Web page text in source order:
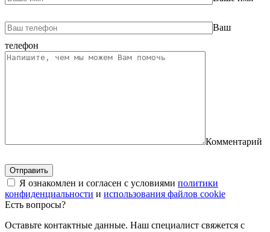
Ваш
телефон
Комментарий
Я ознакомлен и согласен с условиями политики
конфиденциальности и использования файлов cookie
Есть вопросы?
Оставьте контактные данные. Наш специалист свяжется с